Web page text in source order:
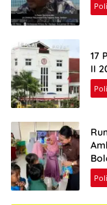
17
II